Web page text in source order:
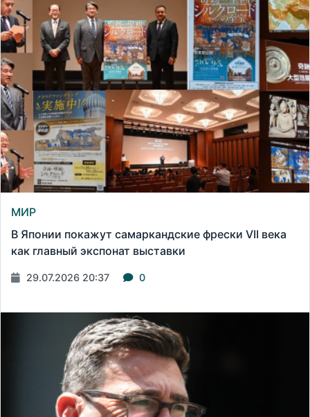
МИР
В Японии покажут самаркандские фрески VII века
как главный экспонат выставки
29.07.2026 20:37 0